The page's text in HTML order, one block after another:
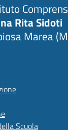
Rita Sidoti
Marea
Scuola